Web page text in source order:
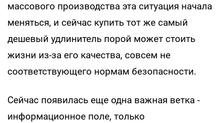
массового производства эта ситуация начала
меняться, и сейчас купить тот же самый
дешевый удлинитель порой может стоить
жизни из-за его качества, совсем не
соответствующего нормам безопасности.
Сейчас появилась еще одна важная ветка -
информационное поле, только